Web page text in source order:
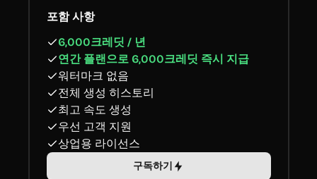
포함 사항
6,000크레딧 / 년
연간 플랜으로 6,000크레딧 즉시 지급
워터마크 없음
전체 생성 히스토리
최고 속도 생성
우선 고객 지원
상업용 라이선스
구독하기